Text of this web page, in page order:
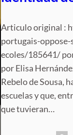
Articulo original :
portugais-
ecoles/185641/
por Elisa
Rebelo de Sousa,
escuelas y que,
que tuvieran…